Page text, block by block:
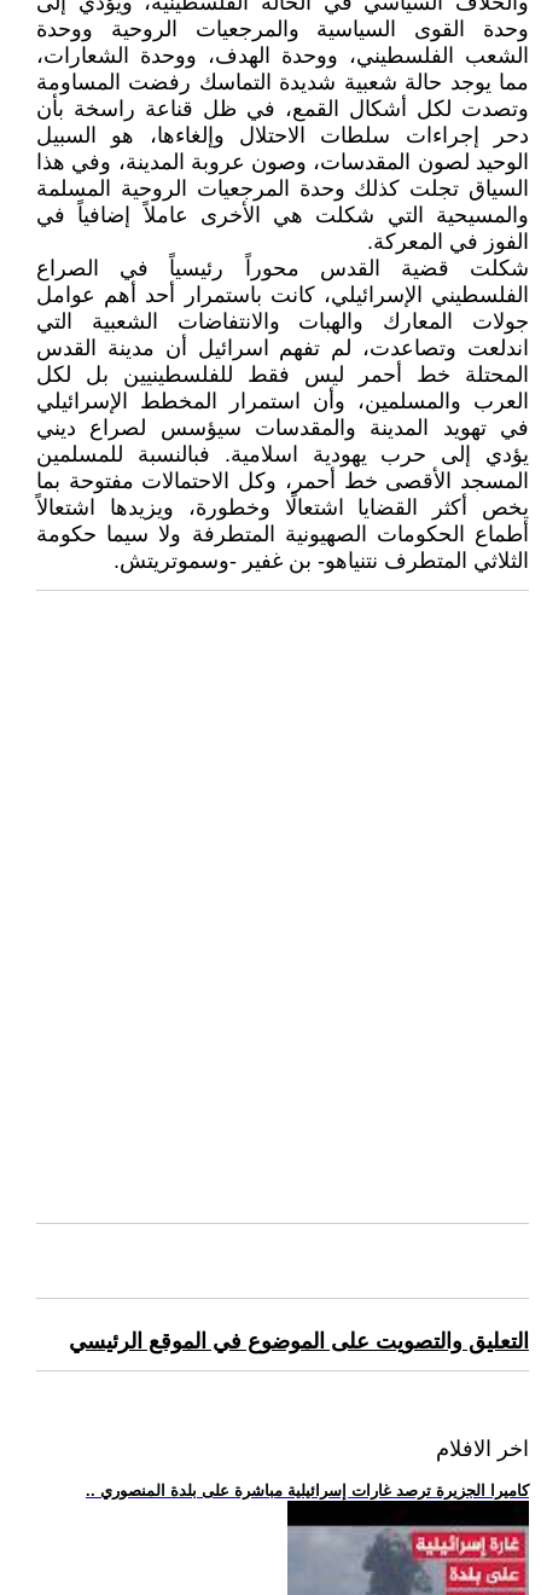
وحدة القوى السياسية والمرجعيات الروحية ووحدة
الشعب الفلسطيني، ووحدة الهدف، ووحدة الشعارات،
مما يوجد حالة شعبية شديدة التماسك رفضت المساومة
وتصدت لكل أشكال القمع، في ظل قناعة راسخة بأن
دحر إجراءات سلطات الاحتلال وإلغاءها، هو السبيل
الوحيد لصون المقدسات، وصون عروبة المدينة، وفي هذا
السياق تجلت كذلك وحدة المرجعيات الروحية المسلمة
والمسيحية التي شكلت هي الأخرى عاملاً إضافياً في
الفوز في المعركة.
شكلت قضية القدس محوراً رئيسياً في الصراع
الفلسطيني الإسرائيلي، كانت باستمرار أحد أهم عوامل
جولات المعارك والهبات والانتفاضات الشعبية التي
اندلعت وتصاعدت، لم تفهم اسرائيل أن مدينة القدس
المحتلة خط أحمر ليس فقط للفلسطينيين بل لكل
العرب والمسلمين، وأن استمرار المخطط الإسرائيلي
في تهويد المدينة والمقدسات سيؤسس لصراع ديني
يؤدي إلى حرب يهودية اسلامية. فبالنسبة للمسلمين
المسجد الأقصى خط أحمر، وكل الاحتمالات مفتوحة بما
يخص أكثر القضايا اشتعالًا وخطورة، ويزيدها اشتعالاً
أطماع الحكومات الصهيونية المتطرفة ولا سيما حكومة
الثلاثي المتطرف نتنياهو- بن غفير -وسموتريتش.
التعليق والتصويت على الموضوع في الموقع الرئيسي
اخر الافلام
.. كاميرا الجزيرة ترصد غارات إسرائيلية مباشرة على بلدة المنصوري